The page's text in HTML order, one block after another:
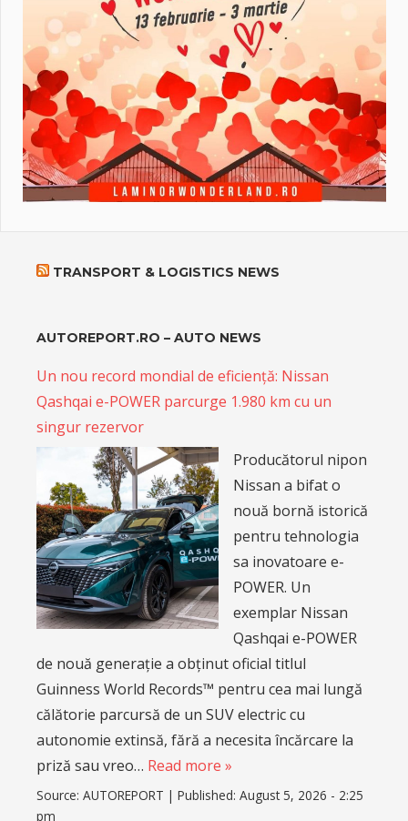
TRANSPORT & LOGISTICS NEWS
AUTOREPORT.RO – AUTO NEWS
Un nou record mondial de eficiență: Nissan
Qashqai e-POWER parcurge 1.980 km cu un
singur rezervor
Producătorul nipon
Nissan a bifat o
nouă bornă istorică
pentru tehnologia
sa inovatoare e-
POWER. Un
exemplar Nissan
Qashqai e-POWER
de nouă generație a obținut oficial titlul
Guinness World Records™ pentru cea mai lungă
călătorie parcursă de un SUV electric cu
autonomie extinsă, fără a necesita încărcare la
priză sau vreo… Read more »
Source: AUTOREPORT | Published: August 5, 2026 - 2:25
pm